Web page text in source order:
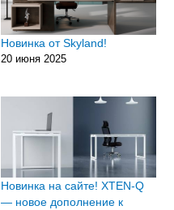
Новинка от Skyland!
20 июня 2025
Новинка на сайте! XTEN-Q
— новое дополнение к